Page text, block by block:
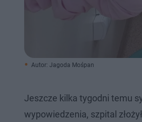
Autor: Jagoda Mośpan
Jeszcze kilka tygodni temu
wypowiedzenia, szpital